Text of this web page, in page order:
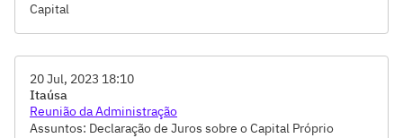
Capital
20 Jul, 2023 18:10
Itaúsa
Reunião da Administração
Assuntos: Declaração de Juros sobre o Capital Próprio